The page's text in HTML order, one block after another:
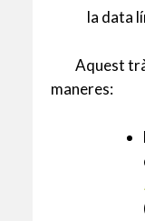
la data
Aquest
maneres: